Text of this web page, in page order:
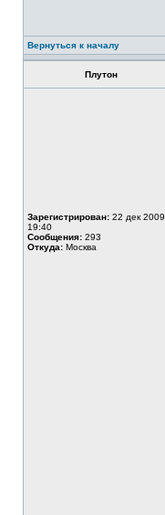
Вернуться к началу
Плутон
Зарегистрирован: 22 дек 2009,
19:40
Сообщения: 293
Откуда: Москва